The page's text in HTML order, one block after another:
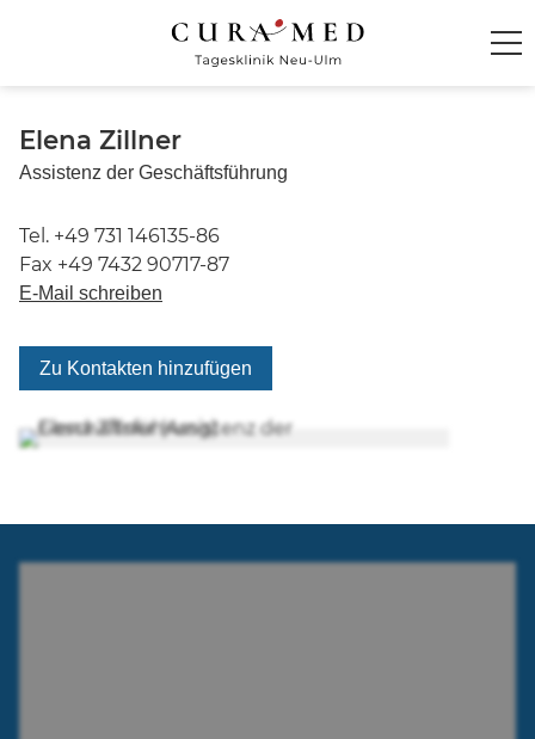
Klinik
Behandlung und Therapie
Kontakt und Anmeldung
Für Zuweiser
Elena Zillner
Assistenz der Geschäftsführung
+49 731 146135-86
+49 7432 90717-87
E-Mail schreiben
Zu Kontakten hinzufügen